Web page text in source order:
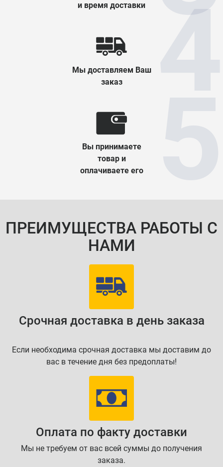
и время доставки
Мы доставляем Ваш
заказ
Вы принимаете
товар и
оплачиваете его
ПРЕИМУЩЕСТВА РАБОТЫ С
НАМИ
Срочная доставка в день заказа
Если необходима срочная доставка мы доставим до
вас в течение дня без предоплаты!
Оплата по факту доставки
Мы не требуем от вас всей суммы до получения
заказа.